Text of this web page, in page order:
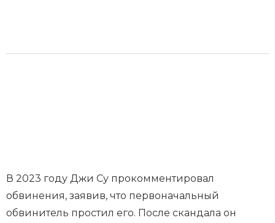
В 2023 году Джи Су прокомментировал
обвинения, заявив, что первоначальный
обвинитель простил его. После скандала он